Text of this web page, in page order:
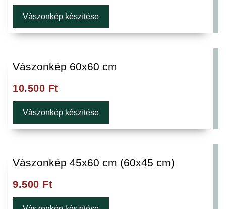
Vászonkép készítése
Vászonkép 60x60 cm
10.500 Ft
Vászonkép készítése
Vászonkép 45x60 cm (60x45 cm)
9.500 Ft